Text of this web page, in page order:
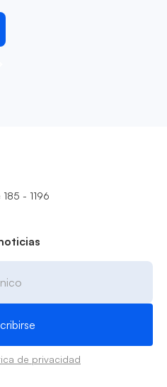
- 1196
de privacidad